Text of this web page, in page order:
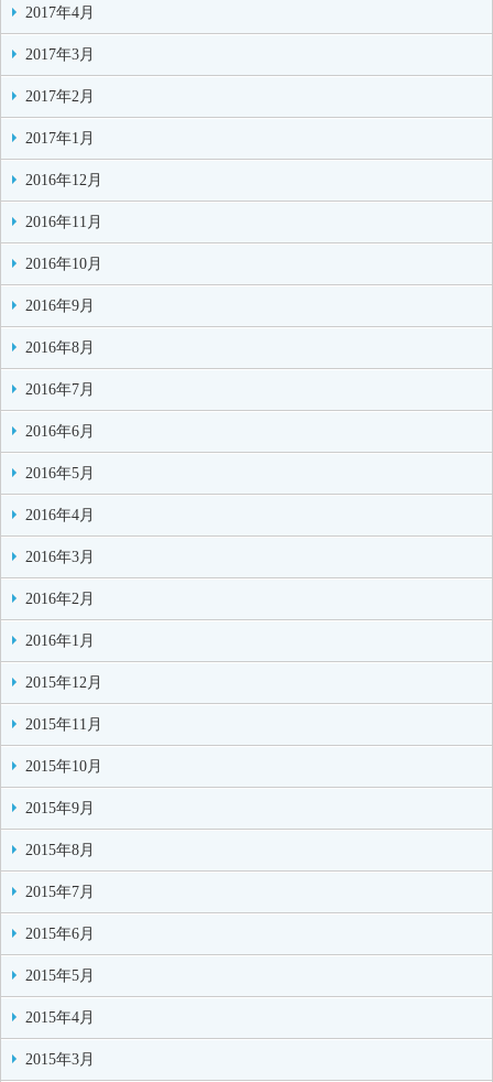
2017年4月
2017年3月
2017年2月
2017年1月
2016年12月
2016年11月
2016年10月
2016年9月
2016年8月
2016年7月
2016年6月
2016年5月
2016年4月
2016年3月
2016年2月
2016年1月
2015年12月
2015年11月
2015年10月
2015年9月
2015年8月
2015年7月
2015年6月
2015年5月
2015年4月
2015年3月